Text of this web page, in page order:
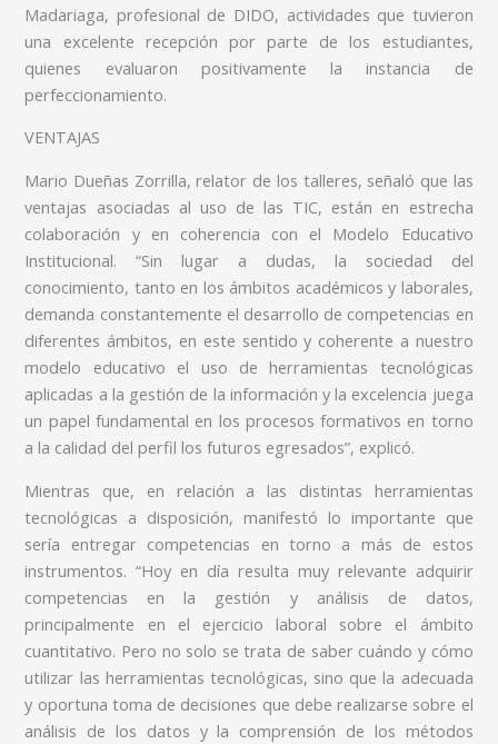
Madariaga, profesional de DIDO, actividades que tuvieron
una excelente recepción por parte de los estudiantes,
quienes evaluaron positivamente la instancia de
perfeccionamiento.
VENTAJAS
Mario Dueñas Zorrilla, relator de los talleres, señaló que las
ventajas asociadas al uso de las TIC, están en estrecha
colaboración y en coherencia con el Modelo Educativo
Institucional. “Sin lugar a dudas, la sociedad del
conocimiento, tanto en los ámbitos académicos y laborales,
demanda constantemente el desarrollo de competencias en
diferentes ámbitos, en este sentido y coherente a nuestro
modelo educativo el uso de herramientas tecnológicas
aplicadas a la gestión de la información y la excelencia juega
un papel fundamental en los procesos formativos en torno
a la calidad del perfil los futuros egresados”, explicó.
Mientras que, en relación a las distintas herramientas
tecnológicas a disposición, manifestó lo importante que
sería entregar competencias en torno a más de estos
instrumentos. “Hoy en día resulta muy relevante adquirir
competencias en la gestión y análisis de datos,
principalmente en el ejercicio laboral sobre el ámbito
cuantitativo. Pero no solo se trata de saber cuándo y cómo
utilizar las herramientas tecnológicas, sino que la adecuada
y oportuna toma de decisiones que debe realizarse sobre el
análisis de los datos y la comprensión de los métodos